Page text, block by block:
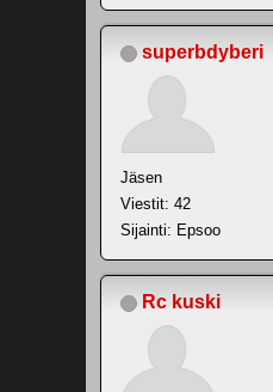
superbdyberi
Jäsen
Viestit: 42
Sijainti: Epsoo
Rc kuski